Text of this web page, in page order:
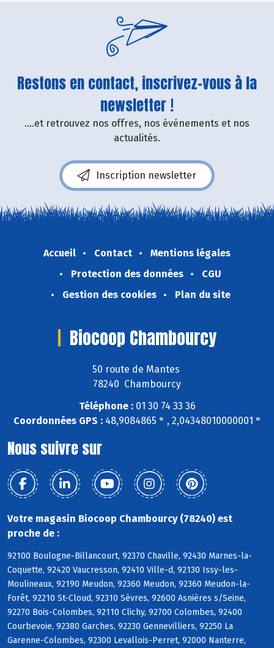
Restons en contact, inscrivez-vous à la
newsletter !
....et retrouvez nos offres, nos événements et nos
actualités.
Inscription newsletter
Accueil Contact
Mentions légales
Protection des données
CGU
Gestion des cookies
Plan du site
Biocoop Chambourcy
50 route de Mantes
78240 Chambourcy
Téléphone :01 30 74 33 36
Coordonnées GPS :48,9084865 ° , 2,04348010000001 °
Nous suivre sur
Votre magasin Biocoop Chambourcy (78240) est
proche de :
92100 Boulogne-Billancourt, 92370 Chaville, 92430 Marnes-la-
Coquette, 92420 Vaucresson, 92410 Ville-d, 92130 Issy-les-
Moulineaux, 92190 Meudon, 92360 Meudon, 92360 Meudon-la-
Forêt, 92210 St-Cloud, 92310 Sèvres, 92600 Asnières s/Seine,
92270 Bois-Colombes, 92110 Clichy, 92700 Colombes, 92400
Courbevoie, 92380 Garches, 92230 Gennevilliers, 92250 La
Garenne-Colombes, 92300 Levallois-Perret, 92000 Nanterre,